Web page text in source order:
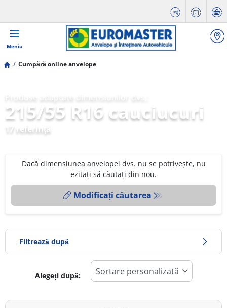
Meniu
Cumpără online anvelope
215/55 R16 cauciucuri
17 referinţă
Dacă dimensiunea anvelopei dvs. nu se potrivește, nu
ezitați să căutați din nou.
Modificați căutarea
Filtrează după
Alegeți după: